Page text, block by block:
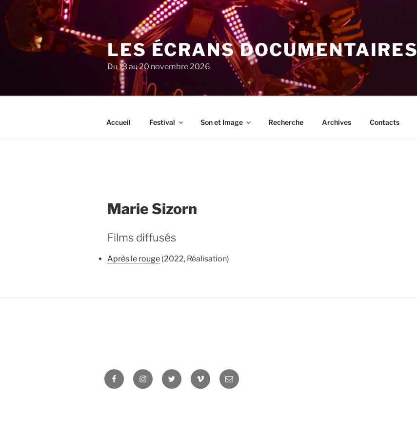
au
contenu
principal
LES ÉCRANS DOCUMENTAIRES
Du 13 au 20 novembre 2026
Accueil Festival Son et Image Recherche Archives Contacts
Marie Sizorn
Films diffusés
Après le rouge (2022, Réalisation)
FacebookInstagramTwitter Vimeo Newsletter